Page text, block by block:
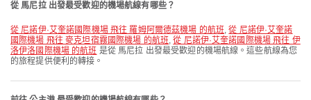
從 馬尼拉 出發最受歡迎的機場航線有哪些？
從 尼諾伊·艾奎諾國際機場 飛往 羅姆阿爾德茲機場 的航班,從 尼諾伊·艾奎諾
國際機場 飛往 麥克坦宿霧國際機場 的航班,從 尼諾伊·艾奎諾國際機場 飛往 伊
洛伊洛國際機場 的航班 是從 馬尼拉 出發最受歡迎的機場航線。這些航線為您
的旅程提供便利的轉接。